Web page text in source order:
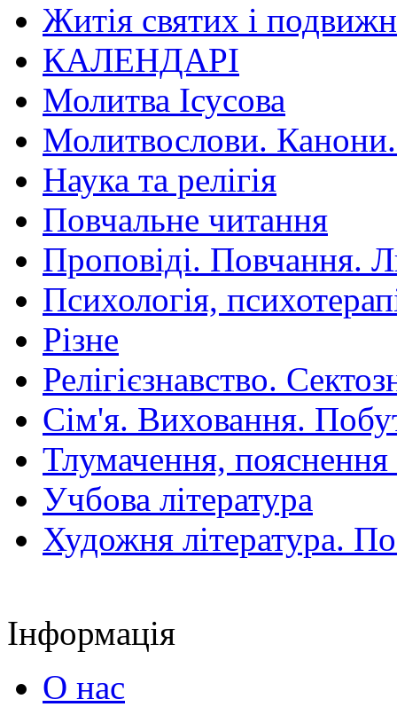
Житія святих і
КАЛЕНДАРІ
Молитва Ісусова
Молитвослови.
Наука та релігія
Повчальне читання
Проповіді. Повчання.
Психологія,
Різне
Релігієзнавство.
Сім'я. Виховання.
Тлумачення,
Учбова література
Художня література.
Інформація
О нас